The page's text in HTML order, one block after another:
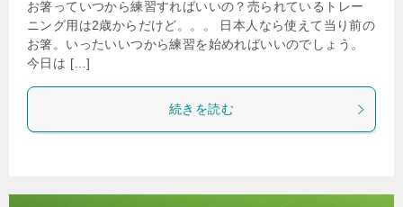
お箸っていつから練習すればいいの？売られているトレー
ニング用は2歳からだけど。。。 日本人なら使えて当り前の
お箸。いったいいつから練習を始めればいいのでしょう。
今日は […]
続きを読む